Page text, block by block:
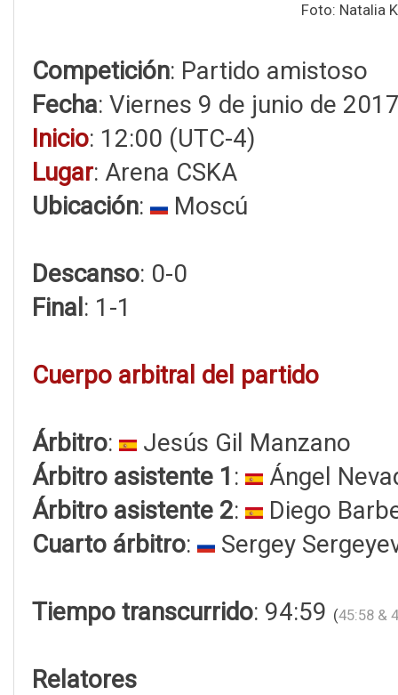
Foto: Natalia
Competición: Partido amistoso
Fecha: Viernes 9 de junio de
Inicio: 12:00 (UTC-4)
Lugar: Arena CSKA
Ubicación: Moscú
Descanso: 0-0
Final : 1-1
Cuerpo arbitral del partido
Árbitro:
Jesús Gil Manzano
Árbitro asistente 1 :
Ángel
Árbitro asistente 2:
Diego
Cuarto árbitro: Sergey
Tiempo transcurrido: 94:59 (45:58 &
Relatores